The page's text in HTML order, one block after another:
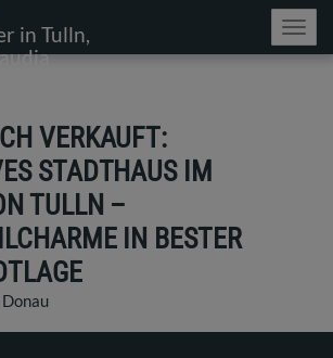
VERKAUFT:
STADTHAUS IM
TULLN –
IN BESTER